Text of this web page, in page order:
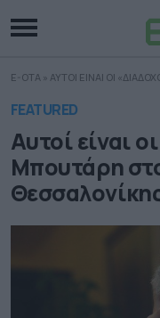
E-OTA » ΑΥΤΟΙ ΕΙΝΑΙ ΟΙ
FEATURED
Αυτοί είναι
Μπουτάρη